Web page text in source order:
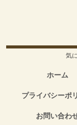
気
ホーム
プライバシーポ
お問い合わ